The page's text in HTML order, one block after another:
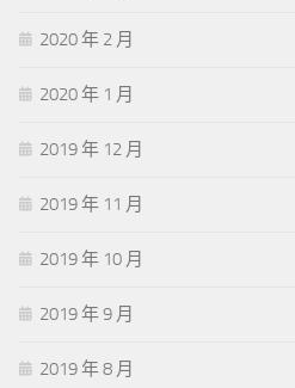
2020 年 2 月
2020 年 1 月
2019 年 12 月
2019 年 11 月
2019 年 10 月
2019 年 9 月
2019 年 8 月